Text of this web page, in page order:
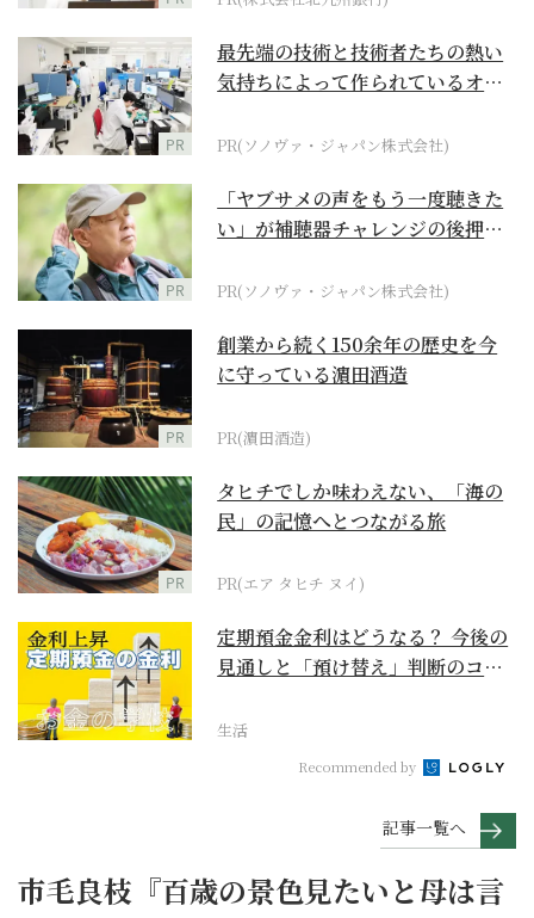
PR
最先端の技術と技術者たちの熱い
気持ちによって作られているオー
PR(ソノヴァ・ジャパン株式会社)
PR
「ヤブサメの声をもう一度聴きた
い」が補聴器チャレンジの後押し
PR(ソノヴァ・ジャパン株式会社)
PR
創業から続く150余年の歴史を今
に守っている濵田酒造
PR(濵田酒造)
PR
タヒチでしか味わえない、「海の
民」の記憶へとつながる旅
PR(エア タヒチ ヌイ)
定期預金金利はどうなる？ 今後の
見通しと「預け替え」判断のコツ
生活
Recommended by
記事一覧へ
市毛良枝『百歳の景色見たいと母は言